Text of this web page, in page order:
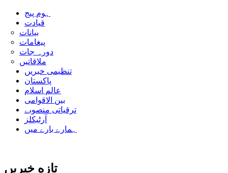
ہوم پیج
قیادت
بیانات
پیغامات
دورہ جات
ملاقاتیں
تنظیمی خبریں
پاکستان
عالم اسلام
بین الاقوامی
ترقیاتی منصوبے
آرٹیکلز
ہمارے بارے میں
تازه خبریں